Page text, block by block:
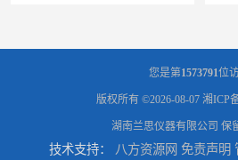
您是第1573791位
版权所有 ©2026-08-07 湘ICP
湖南兰思仪器有限公司 保
技术支持： 八方资源网 免责声明